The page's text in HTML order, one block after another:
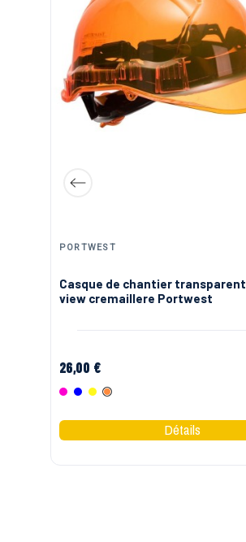
PORTWEST
Casque de chantier
view cremaillere Portwest
26,00 €
RoseBleuJauneOrange